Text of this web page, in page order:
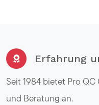
Erfahrung
Seit 1984 bietet Pro
und Beratung an.